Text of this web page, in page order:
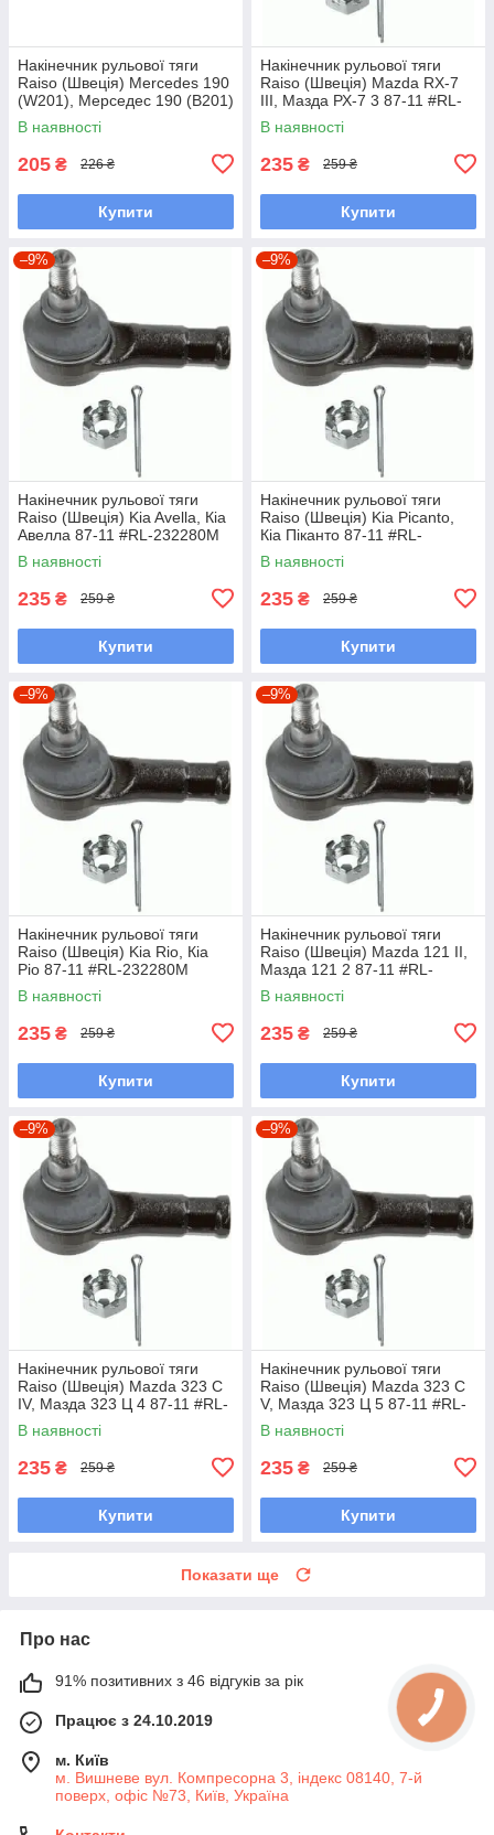
Накінечник рульової тяги
Raiso (Швеція) Mercedes 190
(W201), Мерседес 190 (В201)
82-93 #RL-338110M
UAYXAOD7
В наявності
205 ₴ 226 ₴
Купити
Накінечник рульової тяги
Raiso (Швеція) Mazda RX-7
III, Мазда РХ-7 3 87-11 #RL-
232280M UAQWNIH7
В наявності
235 ₴ 259 ₴
Купити
–9%
Накінечник рульової тяги
Raiso (Швеція) Kia Avella, Кіа
Авелла 87-11 #RL-232280M
UAYLLYW7
В наявності
235 ₴ 259 ₴
Купити
–9%
Накінечник рульової тяги
Raiso (Швеція) Kia Picanto,
Кіа Піканто 87-11 #RL-
232280M UADYWHC7
В наявності
235 ₴ 259 ₴
Купити
–9%
Накінечник рульової тяги
Raiso (Швеція) Kia Rio, Кіа
Ріо 87-11 #RL-232280M
UAKCOCW7
В наявності
235 ₴ 259 ₴
Купити
–9%
Накінечник рульової тяги
Raiso (Швеція) Mazda 121 II,
Мазда 121 2 87-11 #RL-
232280M UAKCOCW7
В наявності
235 ₴ 259 ₴
Купити
–9%
Накінечник рульової тяги
Raiso (Швеція) Mazda 323 C
IV, Мазда 323 Ц 4 87-11 #RL-
232280M UAAWYRA7
В наявності
235 ₴ 259 ₴
Купити
–9%
Накінечник рульової тяги
Raiso (Швеція) Mazda 323 C
V, Мазда 323 Ц 5 87-11 #RL-
232280M UAAWYRA7
В наявності
235 ₴ 259 ₴
Купити
Показати ще
Про нас
91% позитивних з 46 відгуків за рік
Працює з 24.10.2019
м. Київ
м. Вишневе вул. Компресорна 3, індекс 08140, 7-й
поверх, офіс №73, Київ, Україна